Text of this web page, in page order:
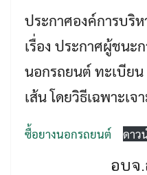
ประกาศองค์การบริ
เรื่อง ประกาศผู้ชนะ
นอกรถยนต์ ทะเบีย
เส้น โดยวิธีเฉพาะเจ
ซื้อยางนอกรถยนต์ ดาว
อบจ.